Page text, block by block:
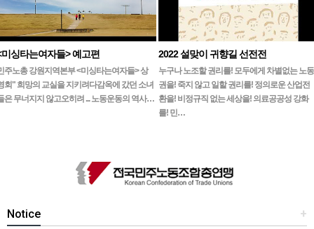
미싱타는여자들> 예고편
주노총 강원지역본부 <미싱타는여자들> 상
회" 희망의 교실을 지키려다감옥에 갔던 소녀
은 무너지지 않고오히려 ... 노동운동의 역사…
2022 설맞이 귀향길 선전전
누구나 노조할 권리를! 모두에게 차별없는 노동
권을! 죽지 않고 일할 권리를! 정의로운 산업전
환을! 비정규직 없는 세상을! 의료공공성 강화
를! 민…
+
Notice